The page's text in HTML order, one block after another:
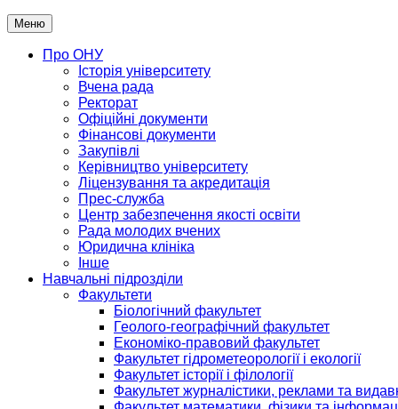
Меню
Про ОНУ
Історія університету
Вчена рада
Ректорат
Офіційні документи
Фінансові документи
Закупівлі
Керівництво університету
Ліцензування та акредитація
Прес-служба
Центр забезпечення якості освіти
Рада молодих вчених
Юридична клініка
Інше
Навчальні підрозділи
Факультети
Біологічний факультет
Геолого-географічний факультет
Економіко-правовий факультет
Факультет гідрометеорології і екології
Факультет історії і філології
Факультет журналістики, реклами та